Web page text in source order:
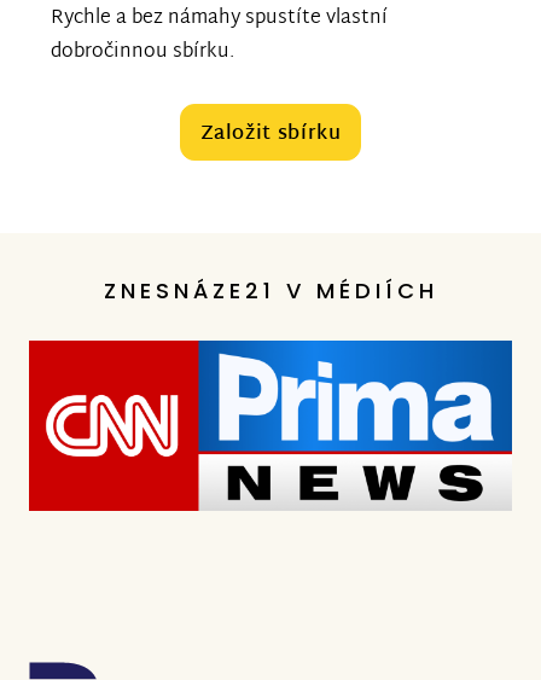
Rychle a bez námahy spustíte vlastní
dobročinnou sbírku.
Založit sbírku
ZNESNÁZE21 V MÉDIÍCH